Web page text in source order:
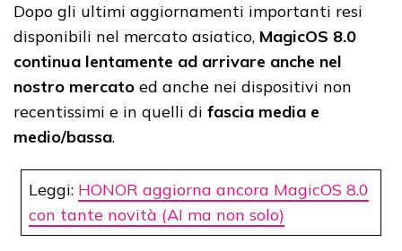
Dopo gli ultimi aggiornamenti importanti resi
disponibili nel mercato asiatico, MagicOS 8.0
continua lentamente ad arrivare anche nel
nostro mercato ed anche nei dispositivi non
recentissimi e in quelli di fascia media e
medio/bassa.
Leggi: HONOR aggiorna ancora MagicOS 8.0
con tante novità (AI ma non solo)